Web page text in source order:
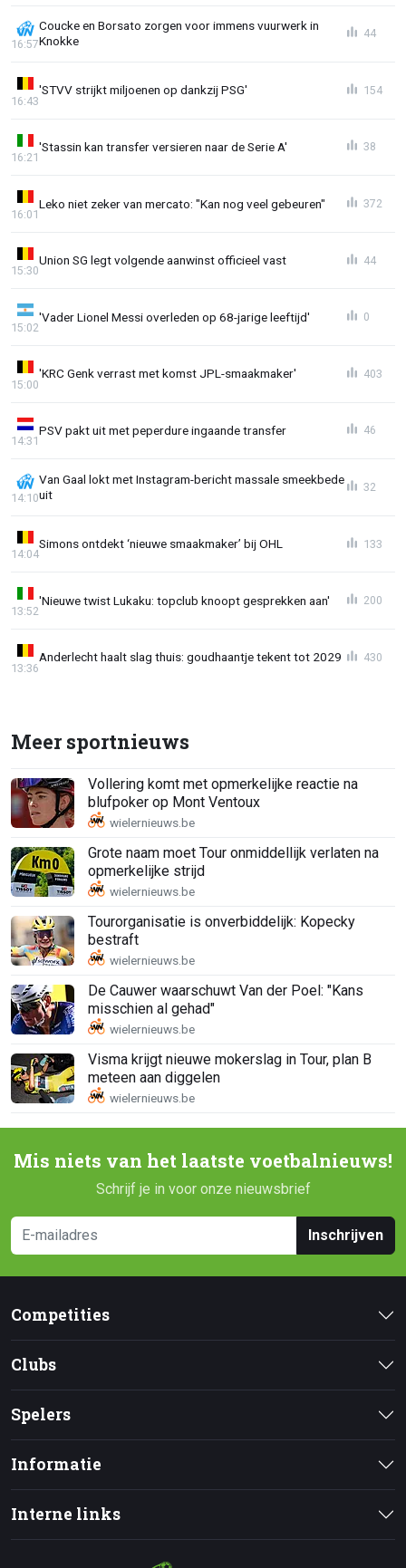
Coucke en Borsato zorgen voor immens vuurwerk in
Knokke
16:57
44
'STVV strijkt miljoenen op dankzij PSG'
16:43
154
'Stassin kan transfer versieren naar de Serie A'
16:21
38
Leko niet zeker van mercato: "Kan nog veel gebeuren"
16:01
372
Union SG legt volgende aanwinst officieel vast
15:30
44
'Vader Lionel Messi overleden op 68-jarige leeftijd'
15:02
0
'KRC Genk verrast met komst JPL-smaakmaker'
15:00
403
PSV pakt uit met peperdure ingaande transfer
14:31
46
Van Gaal lokt met Instagram-bericht massale smeekbede
uit
14:10
32
Simons ontdekt ‘nieuwe smaakmaker’ bij OHL
14:04
133
'Nieuwe twist Lukaku: topclub knoopt gesprekken aan'
13:52
200
Anderlecht haalt slag thuis: goudhaantje tekent tot 2029
13:36
430
Meer sportnieuws
Vollering komt met opmerkelijke reactie na
blufpoker op Mont Ventoux
Grote naam moet Tour onmiddellijk verlaten na
opmerkelijke strijd
Tourorganisatie is onverbiddelijk: Kopecky
bestraft
De Cauwer waarschuwt Van der Poel: "Kans
misschien al gehad"
Visma krijgt nieuwe mokerslag in Tour, plan B
meteen aan diggelen
Mis niets van het laatste voetbalnieuws!
Schrijf je in voor onze nieuwsbrief
Inschrijven
Competities
Clubs
Spelers
Informatie
Interne links